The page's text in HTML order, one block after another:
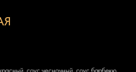
соус чесночный, соус барбекю,